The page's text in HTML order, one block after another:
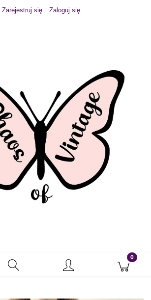
Zarejestruj się Zaloguj się